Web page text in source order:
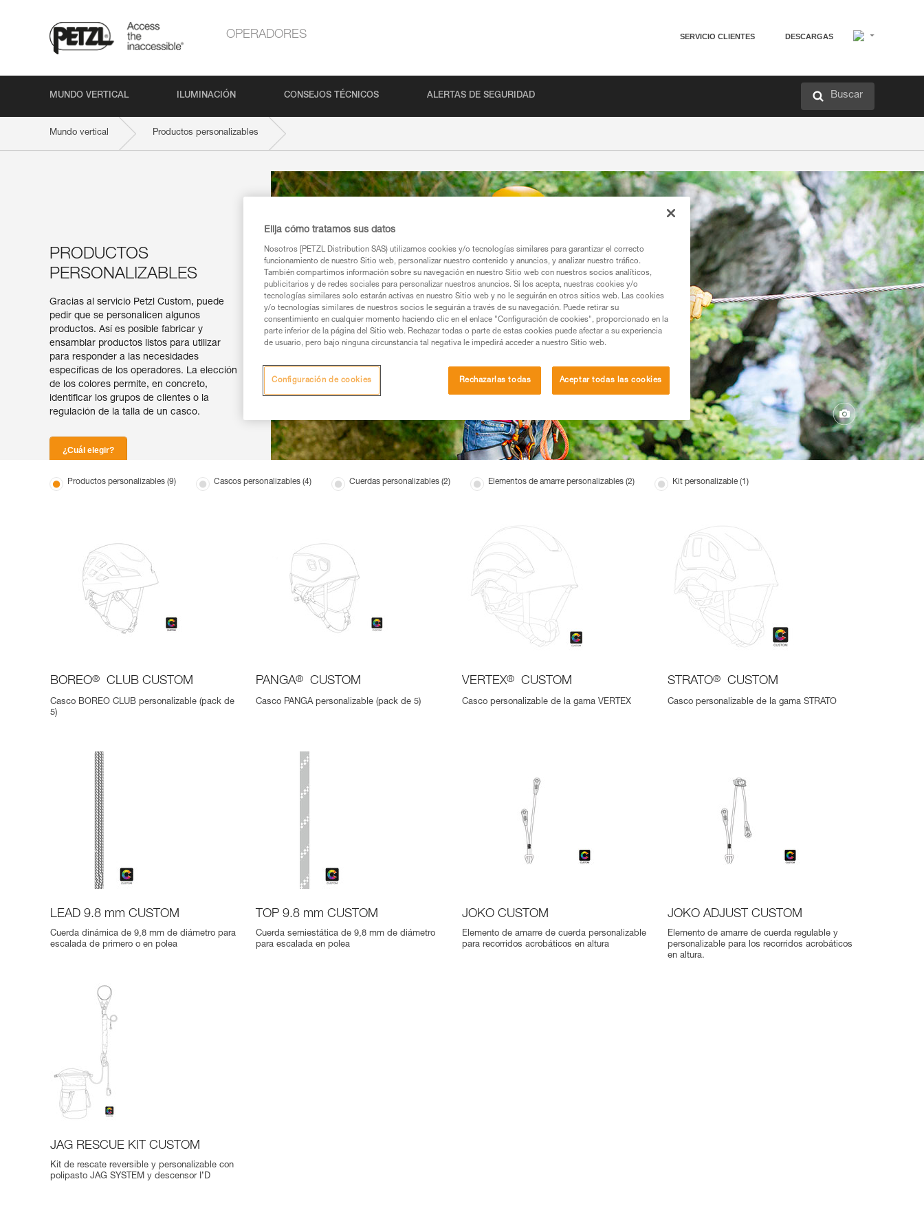
OPERADORES SERVICIO CLIENTES DESCARGAS
MUNDO VERTICAL ILUMINACIÓN CONSEJOS TÉCNICOS ALERTAS DE SEGURIDAD Buscar
Mundo vertical Productos personalizables
PRODUCTOS
PERSONALIZABLES
Gracias al servicio Petzl Custom, puede
pedir que se personalicen algunos
productos. Así es posible fabricar y
ensamblar productos listos para utilizar
para responder a las necesidades
específicas de los operadores. La elección
de los colores permite, en concreto,
identificar los grupos de clientes o la
regulación de la talla de un casco.
¿Cuál elegir?
Productos personalizables (9) Cascos personalizables (4) Cuerdas personalizables (2) Elementos de amarre personalizables (2) Kit personalizable (1)
BOREO® CLUB CUSTOM
Casco BOREO CLUB personalizable (pack de
5)
PANGA® CUSTOM
Casco PANGA personalizable (pack de 5)
VERTEX® CUSTOM
Casco personalizable de la gama VERTEX
STRATO® CUSTOM
Casco personalizable de la gama STRATO
LEAD 9.8 mm CUSTOM
Cuerda dinámica de 9,8 mm de diámetro para
escalada de primero o en polea
TOP 9.8 mm CUSTOM
Cuerda semiestática de 9,8 mm de diámetro
para escalada en polea
JOKO CUSTOM
Elemento de amarre de cuerda personalizable
para recorridos acrobáticos en altura
JOKO ADJUST CUSTOM
Elemento de amarre de cuerda regulable y
personalizable para los recorridos acrobáticos
en altura.
JAG RESCUE KIT CUSTOM
Kit de rescate reversible y personalizable con
polipasto JAG SYSTEM y descensor I’D
Elija cómo tratamos sus datos
Nosotros [PETZL Distribution SAS) utilizamos cookies y/o tecnologías similares para garantizar el correcto
funcionamiento de nuestro Sitio web, personalizar nuestro contenido y anuncios, y analizar nuestro tráfico.
También compartimos información sobre su navegación en nuestro Sitio web con nuestros socios analíticos,
publicitarios y de redes sociales para personalizar nuestros anuncios. Si los acepta, nuestras cookies y/o
tecnologías similares solo estarán activas en nuestro Sitio web y no le seguirán en otros sitios web. Las cookies
y/o tecnologías similares de nuestros socios le seguirán a través de su navegación. Puede retirar su
consentimiento en cualquier momento haciendo clic en el enlace "Configuración de cookies", proporcionado en la
parte inferior de la página del Sitio web. Rechazar todas o parte de estas cookies puede afectar a su experiencia
de usuario, pero bajo ninguna circunstancia tal negativa le impedirá acceder a nuestro Sitio web.
Rechazarlas todas Aceptar todas las cookies
Configuración de cookies